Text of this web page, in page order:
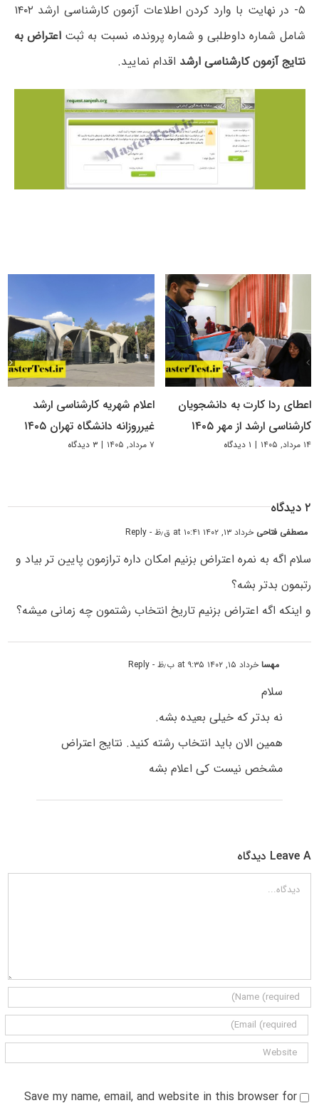
۵- در نهایت با وارد کردن اطلاعات آزمون کارشناسی ارشد ۱۴۰۲
شامل شماره داوطلبی و شماره پرونده، نسبت به ثبت اعتراض به
نتایج آزمون کارشناسی ارشد اقدام نمایید.
اعطای ردا کارت به دانشجویان
کارشناسی ارشد از مهر ۱۴۰۵
۱۴ مرداد, ۱۴۰۵ | ۱ دیدگاه
اعلام شهریه کارشناسی ارشد
غیرروزانه دانشگاه تهران ۱۴۰۵
۷ مرداد, ۱۴۰۵ | ۳ دیدگاه
۲ دیدگاه
مصطفی فتاحی خرداد ۱۳, ۱۴۰۲ at ۱۰:۴۱ ق٫ظ - Reply
سلام اگه به نمره اعتراض بزنیم امکان داره ترازمون پایین تر بیاد و
رتبمون بدتر بشه؟
و اینکه اگه اعتراض بزنیم تاریخ انتخاب رشتمون چه زمانی میشه؟
مهساخرداد ۱۵, ۱۴۰۲ at ۹:۳۵ ب٫ظ - Reply
سلام
نه بدتر که خیلی بعیده بشه.
همین الان باید انتخاب رشته کنید. نتایج اعتراض
مشخص نیست کی اعلام بشه
Leave A دیدگاه
دیدگاه
Save my name, email, and website in this browser for